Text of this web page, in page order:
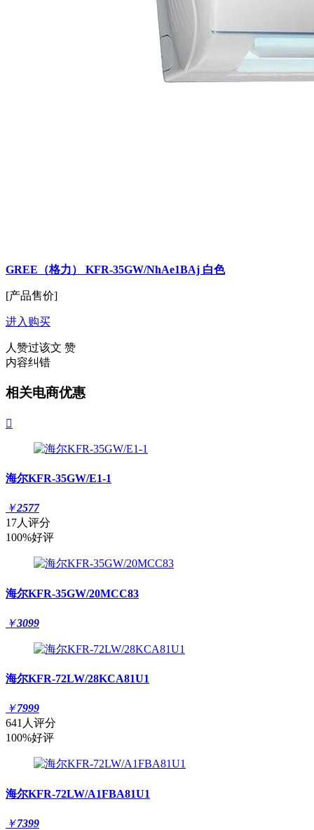
GREE（格力） KFR-35GW/NhAe1BAj 白色
[产品售价]
进入购买
人赞过该文 赞
内容纠错
相关电商优惠

海尔KFR-35GW/E1-1
￥2577
17人评分
100%好评
海尔KFR-35GW/20MCC83
￥3099
海尔KFR-72LW/28KCA81U1
￥7999
641人评分
100%好评
海尔KFR-72LW/A1FBA81U1
￥7399